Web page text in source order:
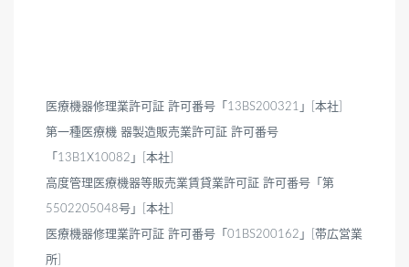
医療機器修理業許可証 許可番号「13BS200321」[本社]
第一種医療機 器製造販売業許可証 許可番号
「13B1X10082」[本社]
高度管理医療機器等販売業賃貸業許可証 許可番号「第
5502205048号」[本社]
医療機器修理業許可証 許可番号「01BS200162」[帯広営業
所]